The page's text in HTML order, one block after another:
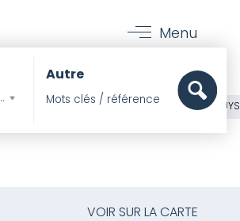
Menu
Pieds dans l'eau
Autre
GOLFE DU MORBIHAN> PRESQU'ÎLE DE RHUYS
VOIR SUR LA CARTE